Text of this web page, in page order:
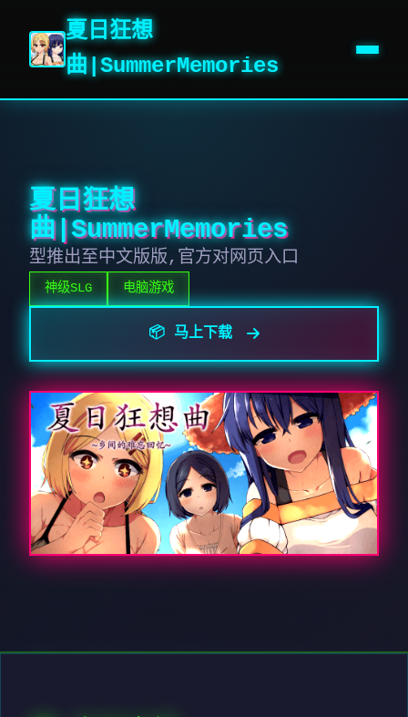
夏日狂想
曲|SummerMemories
夏日狂想
曲|SummerMemories
型推出至中文版版,官方对网页入口
神级SLG 电脑游戏
📦 马上下载